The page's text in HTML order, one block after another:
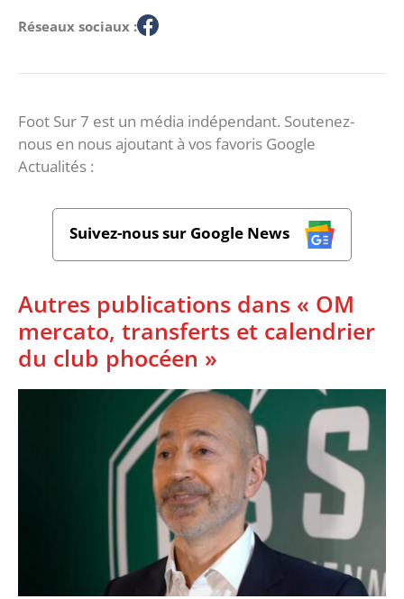
Réseaux sociaux :
Foot Sur 7 est un média indépendant. Soutenez-
nous en nous ajoutant à vos favoris Google
Actualités :
Suivez-nous sur Google News
Autres publications dans « OM
mercato, transferts et calendrier
du club phocéen »